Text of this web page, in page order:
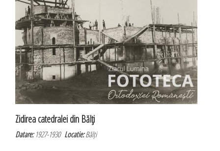
Zidirea catedralei din Bălţi
Datare:1927-1930Locatie:Bălți